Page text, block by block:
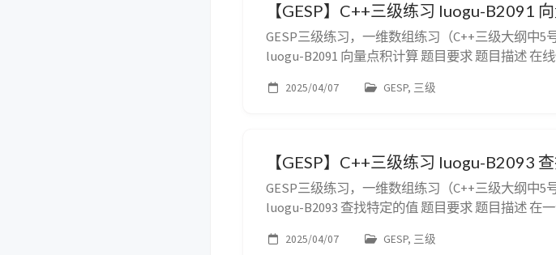
【GESP】C++三级练习 luogu-B2091
GESP三级练习，一维数组练习（C++三级大纲
luogu-B2091 向量点积计算 题目要求 题目描述 在
积 $a$ · $b=a...
2025/04/07 GESP, 三级
【GESP】C++三级练习 luogu-B2093
GESP三级练习，一维数组练习（C++三级大纲
luogu-B2093 查找特定的值 题目要求 题目描述 在
n \le 10000$。 第二行包含 $n$ 个整数，依...
2025/04/07 GESP, 三级